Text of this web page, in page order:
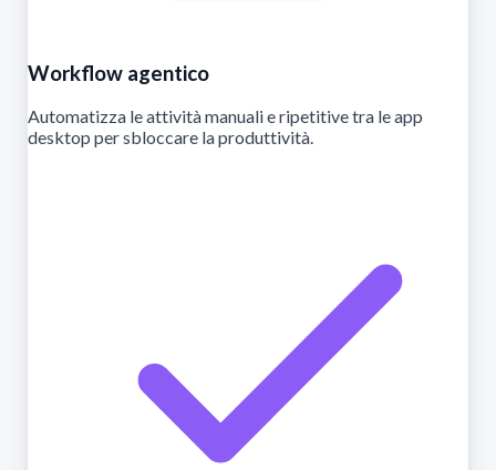
Workflow agentico
Automatizza le attività manuali e ripetitive tra le app
desktop per sbloccare la produttività.